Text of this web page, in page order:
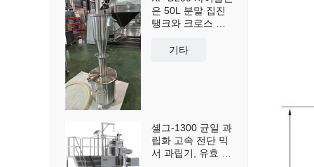
은 50L 분말 집진
탱크와 크로스 카
진 집진 및 재사용
기타
셸그-1300 균일 과
립화 고속 전단 믹
서 과립기, 유효 용